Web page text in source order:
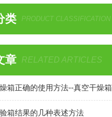
类 PRODUCT CLASSIFICATION
章 RELATED ARTICLES
箱正确的使用方法--真空干燥箱
箱结果的几种表述方法